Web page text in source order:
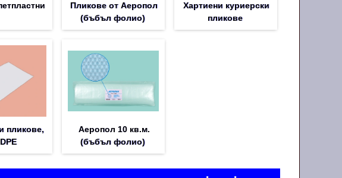
Пликове от Аеропол
(бъбъл фолио)
Хартиени куриерски
пликове
пликове,
Аеропол 10 кв.м.
(бъбъл фолио)